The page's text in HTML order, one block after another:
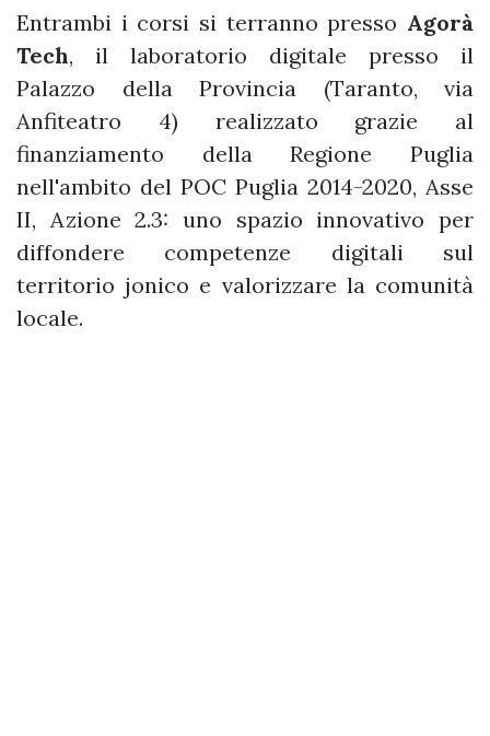
Entrambi i corsi si terranno presso Agorà
Tech, il laboratorio digitale presso il
Palazzo della Provincia (Taranto, via
Anfiteatro 4) realizzato grazie al
finanziamento della Regione Puglia
nell'ambito del POC Puglia 2014-2020, Asse
II, Azione 2.3: uno spazio innovativo per
diffondere competenze digitali sul
territorio jonico e valorizzare la comunità
locale.